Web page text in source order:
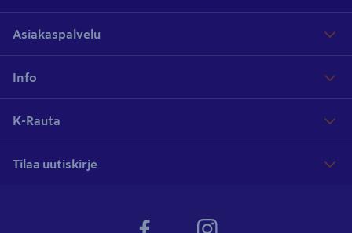
Asiakaspalvelu
Info
K-Rauta
Tilaa uutiskirje